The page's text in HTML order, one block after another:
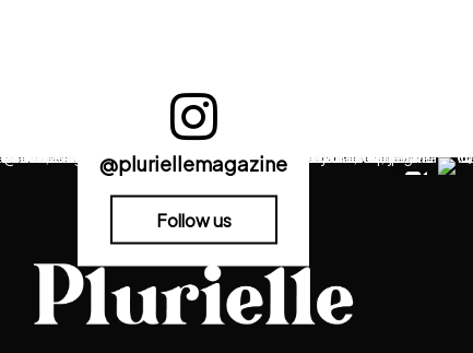
@pluriellemagazine
Follow us